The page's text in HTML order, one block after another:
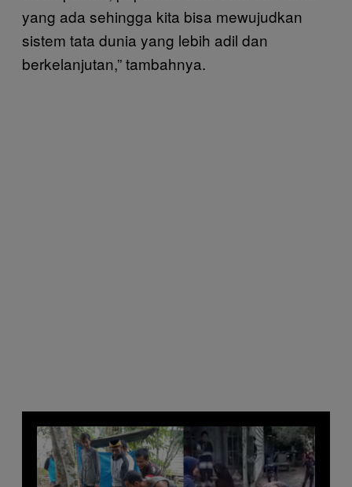
yang ada sehingga kita bisa mewujudkan
sistem tata dunia yang lebih adil dan
berkelanjutan,” tambahnya.